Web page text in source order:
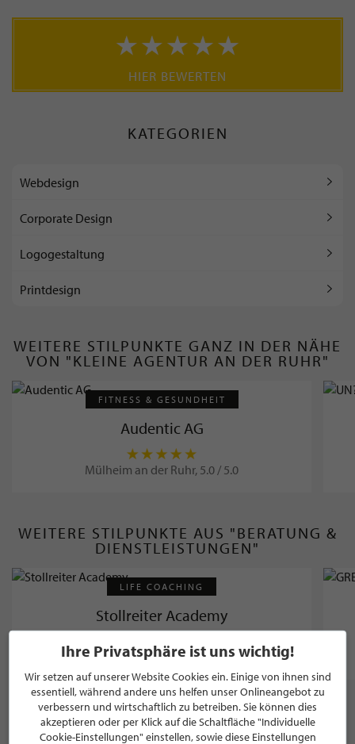
HIER BEWERTEN
KATEGORIEN
Webdesign
Corporate Design
Logogestaltung
Printdesign
WEITERE STILPUNKTE GANZ IN DER NÄHE
VON "KLEINE AGENTUR AN DER RUHR"
FITNESS & GESUNDHEIT
Audentic AG
Mülheim an der Ruhr, 5.0 / 5.0
WEITERE STILPUNKTE AUS "BERATUNG &
DIENSTLEISTUNGEN"
LIFE COACHING
Stollreiter Academy
Mülheim an der Ruhr
Ihre Privatsphäre ist uns wichtig!
Wir setzen auf unserer Website Cookies ein. Einige von ihnen sind
essentiell, während andere uns helfen unser Onlineangebot zu
verbessern und wirtschaftlich zu betreiben. Sie können dies
akzeptieren oder per Klick auf die Schaltfläche "Individuelle
Cookie-Einstellungen" einstellen, sowie diese Einstellungen